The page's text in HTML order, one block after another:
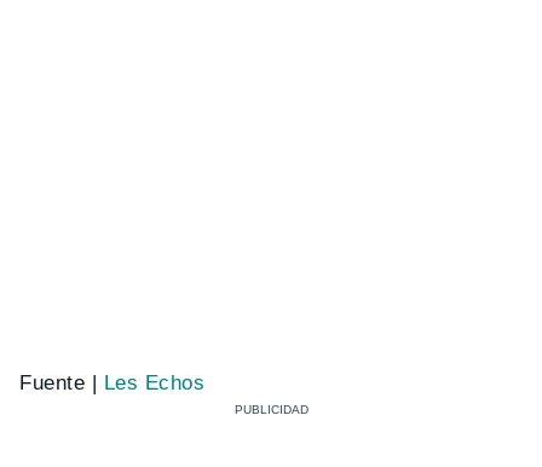
Fuente | Les Echos